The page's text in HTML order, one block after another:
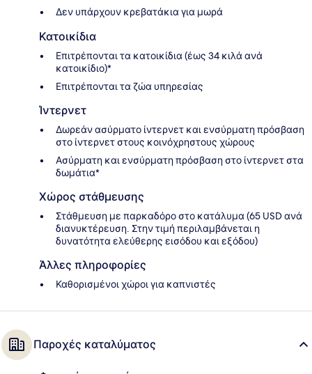
Δεν υπάρχουν κρεβατάκια για μωρά
Κατοικίδια
Επιτρέπονται τα κατοικίδια (έως 34 κιλά ανά
κατοικίδιο)*
Επιτρέπονται τα ζώα υπηρεσίας
Ίντερνετ
Δωρεάν ασύρματο ίντερνετ και ενσύρματη πρόσβαση
στο ίντερνετ στους κοινόχρηστους χώρους
Ασύρματη και ενσύρματη πρόσβαση στο ίντερνετ στα
δωμάτια*
Χώρος στάθμευσης
Στάθμευση με παρκαδόρο στο κατάλυμα (65 USD ανά
διανυκτέρευση. Στην τιμή περιλαμβάνεται η
δυνατότητα ελεύθερης εισόδου και εξόδου)
Άλλες πληροφορίες
Καθορισμένοι χώροι για καπνιστές
Παροχές καταλύματος